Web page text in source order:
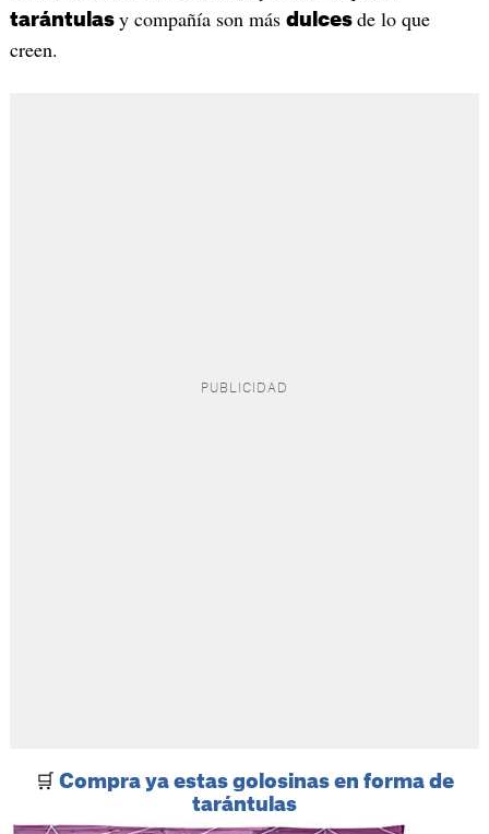
tarántulas y compañía son más dulces de lo que
creen.
🛒 Compra ya estas golosinas en forma de
tarántulas